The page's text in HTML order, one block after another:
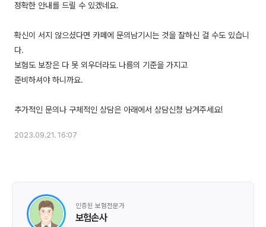
정확한 안내를 드릴 수 있겠네요.
확신이 서지 않으셨다면 카페에 문의남기시는 것을 잘하신 걸 수도 있습니
다.
보험도 보장은 다 못 외우더라도 나름의 기준을 가지고
준비하셔야 하니까요.
2023.09.21. 16:07
인증된 보험전문가
보험손사